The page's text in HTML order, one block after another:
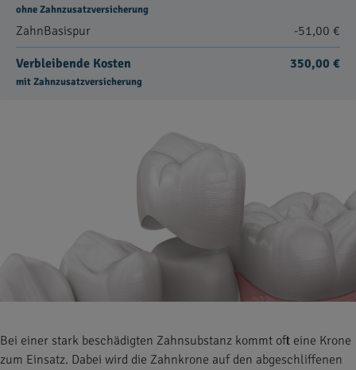
ohne Zahnzusatzversicherung
ZahnBasispur -51,00 €
Verbleibende Kosten
mit Zahnzusatzversicherung
350,00 €
Bei einer stark beschädigten Zahnsubstanz kommt oft eine Krone
zum Einsatz. Dabei wird die Zahnkrone auf den abgeschliffenen